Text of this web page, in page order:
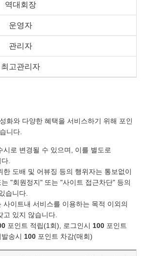
역대회장
운영자
관리자
최고관리자
화와 다양한 혜택을 서비스하기 위해 포인
니다.
시로 변경될 수 있으며, 이를 별도로
.
한 도배 및 어뷰징 등의 행위자는 통보없이
"회원정지" 또는 "사이트 접근차단" 등의
습니다.
사이트내 서비스를 이용하는 목적 이외의
고 있지 않습니다.
포인트 적립(1회), 로그인시 100 포인트
송시 100 포인트 차감(매회)